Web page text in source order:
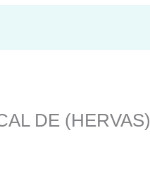
DE (HERVAS)